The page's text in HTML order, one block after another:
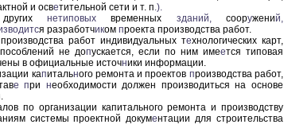
и осветительной сети и т. п.).
другихнетиповыхвременных зданий,сооружений,
я разработчиком проекта производства работ.
производства работ индивидуальных технологических карт,
не допускается, если по ним имеется типовая
в официальные источники информации.
капитального ремонта и проектов производства работ,
е при необходимости должен производиться на основе
по организации капитального ремонта и производству
системы проектной документации для строительства